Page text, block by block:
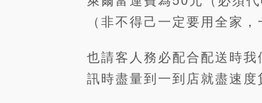
（非不得己一定要用全家
也請客人務必配合配送時
訊時盡量到一到店就盡速度